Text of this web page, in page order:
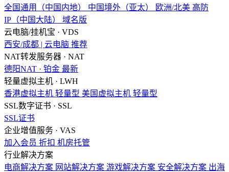
全国通用（中国内地）
中国境外（亚太） 欧洲/北美 高防
IP（中国大陆）
域名版
云电脑/挂机宝 · VDS
西安/成都 | 云电脑 推荐
NAT转发服务器 · NAT
德阳NAT · 铂金 最新
轻量虚拟主机 · LWH
香港虚拟主机 轻量型 美国虚拟主机 轻量型
SSL数字证书 · SSL
SSL证书
企业增值服务 · VAS
加入会员 折扣 机房托管
行业解决方案
电商解决方案 网站解决方案 游戏解决方案 安全解决方案 出海